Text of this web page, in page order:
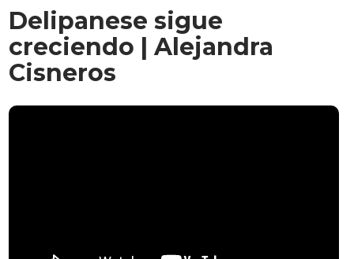
Delipanese sigue
creciendo | Alejandra
Cisneros